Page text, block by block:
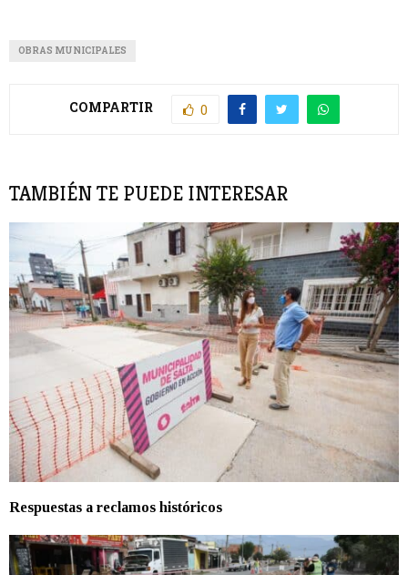
OBRAS MUNICIPALES
COMPARTIR 0
TAMBIÉN TE PUEDE INTERESAR
Respuestas a reclamos históricos